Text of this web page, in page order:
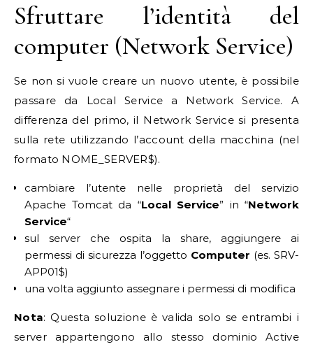
Sfruttare l’identità del
computer (Network Service)
Se non si vuole creare un nuovo utente, è possibile
passare da Local Service a Network Service. A
differenza del primo, il Network Service si presenta
sulla rete utilizzando l’account della macchina (nel
formato NOME_SERVER$).
cambiare l’utente nelle proprietà del servizio
Apache Tomcat da “Local Service” in “Network
Service“
sul server che ospita la share, aggiungere ai
permessi di sicurezza l’oggetto Computer (es. SRV-
APP01$)
una volta aggiunto assegnare i permessi di modifica
Nota: Questa soluzione è valida solo se entrambi i
server appartengono allo stesso dominio Active